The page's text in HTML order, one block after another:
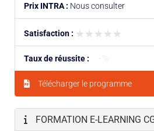
Prix INTRA : Nous consulter
Satisfaction : ★★★★★
★★★★★
Taux de réussite :
Télécharger le programme
FORMATION E-LEARNING